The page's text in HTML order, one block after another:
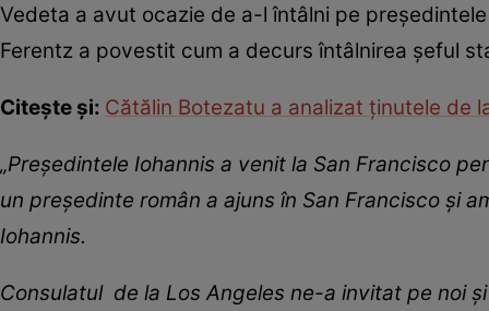
Vedeta a avut ocazie de a-l întâlni pe
Ferentz a povestit cum a decurs întâlnirea șeful
Citește și: Cătălin Botezatu a analizat ținutele de
„Preşedintele Iohannis a venit la San Francisco
un preşedinte român a ajuns în San Francisco şi
Iohannis.
Consulatul de la Los Angeles ne-a invitat pe noi